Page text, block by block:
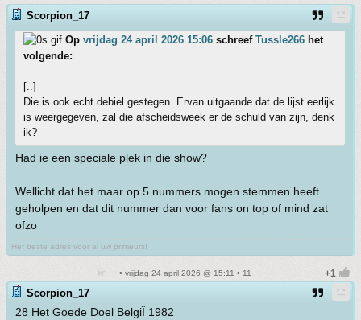
Scorpion_17
Op vrijdag 24 april 2026 15:06 schreef Tussle266 het
volgende:
[..]
Die is ook echt debiel gestegen. Ervan uitgaande dat de lijst eerlijk
is weergegeven, zal die afscheidsweek er de schuld van zijn, denk
ik?
Had ie een speciale plek in die show?
Wellicht dat het maar op 5 nummers mogen stemmen heeft
geholpen en dat dit nummer dan voor fans on top of mind zat
ofzo
Het beste adres voor al uw primeurs!
• vrijdag 24 april 2026 @ 15:11 • 11
Scorpion_17
28 Het Goede Doel BelgiÎ 1982